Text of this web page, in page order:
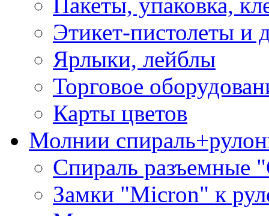
Этикет-пистолеты и
Ярлыки, лейблы
Торговое
Карты цветов
Молнии
Спираль разъемные
Замки "Micron" к